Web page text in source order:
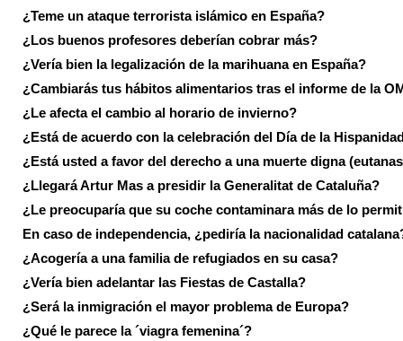
¿Teme un ataque terrorista islámico en España?
¿Los buenos profesores deberían cobrar más?
¿Vería bien la legalización de la marihuana en España?
¿Cambiarás tus hábitos alimentarios tras el informe de la
¿Le afecta el cambio al horario de invierno?
¿Está de acuerdo con la celebración del Día de la
¿Está usted a favor del derecho a una muerte digna
¿Llegará Artur Mas a presidir la Generalitat de Cataluña?
¿Le preocuparía que su coche contaminara más de lo
En caso de independencia, ¿pediría la nacionalidad
¿Acogería a una familia de refugiados en su casa?
¿Vería bien adelantar las Fiestas de Castalla?
¿Será la inmigración el mayor problema de Europa?
¿Qué le parece la ´viagra femenina´?